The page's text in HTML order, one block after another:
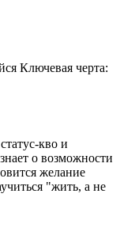
Ключевая черта:
кво и
о возможности
желание
"жить, а не